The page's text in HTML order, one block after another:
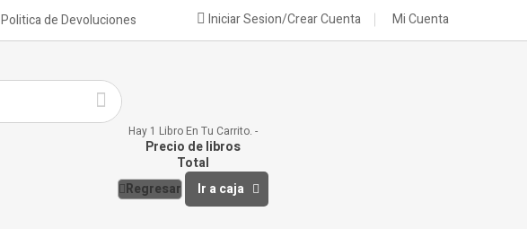
Politica de Devoluciones Mi Cuenta
Iniciar Sesion/Crear Cuenta
Hay 1 Libro En Tu Carrito.
Precio de libros
Total
Regresar
Ir a caja